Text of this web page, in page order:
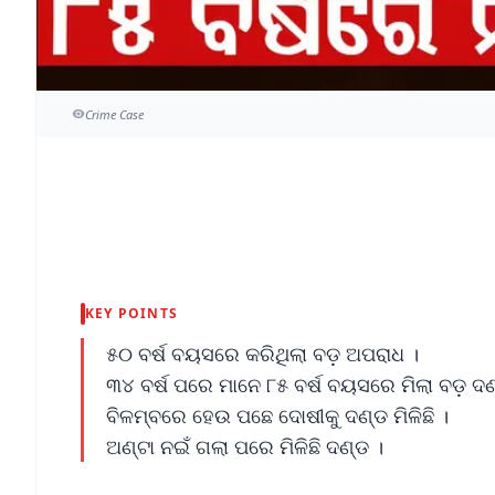
Crime Case
KEY POINTS
୫୦ ବର୍ଷ ବୟସରେ କରିଥିଲା ବଡ଼ ଅପରାଧ ।
୩୪ ବର୍ଷ ପରେ ମାନେ ୮୫ ବର୍ଷ ବୟସରେ ମିଲା ବଡ଼
ବିଳମ୍ବରେ ହେଉ ପଛେ ଦୋଷୀକୁ ଦଣ୍ଡ ମିଳିଛି ।
ଅଣ୍ଟା ନଇଁ ଗଲା ପରେ ମିଳିଛି ଦଣ୍ଡ ।